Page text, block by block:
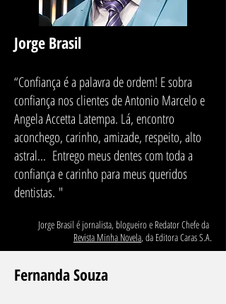
Jorge Brasil
“Confiança é a palavra de ordem! E sobra
confiança nos clientes de Antonio Marcelo e
Angela Accetta Latempa. Lá, encontro
aconchego, carinho, amizade, respeito, alto
astral... Entrego meus dentes com toda a
confiança e carinho para meus queridos
dentistas. "
Jorge Brasil é jornalista, blogueiro e Redator Chefe da
Revista Minha Novela, da Editora Caras S.A.
Fernanda Souza